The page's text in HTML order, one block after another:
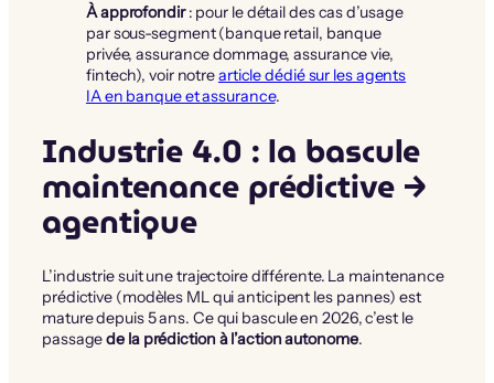
À approfondir: pour le détail des cas d’usage
par sous-segment (banque retail, banque
privée, assurance dommage, assurance vie,
fintech), voir notrearticle dédié sur les agents
IA en banque et assurance.
Industrie 4.0 : la bascule
maintenance prédictive →
agentique
L’industrie suit une trajectoire différente. La maintenance
prédictive (modèles ML qui anticipent les pannes) est
mature depuis 5 ans. Ce qui bascule en 2026, c’est le
passagede la prédiction à l’action autonome.